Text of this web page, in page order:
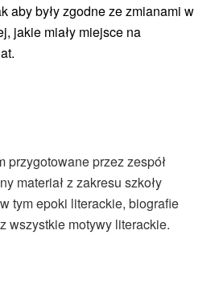
aby były zgodne ze zmianami w
jakie miały miejsce na
przygotowane przez zespół
materiał z zakresu szkoły
tym epoki literackie, biografie
wszystkie motywy literackie.